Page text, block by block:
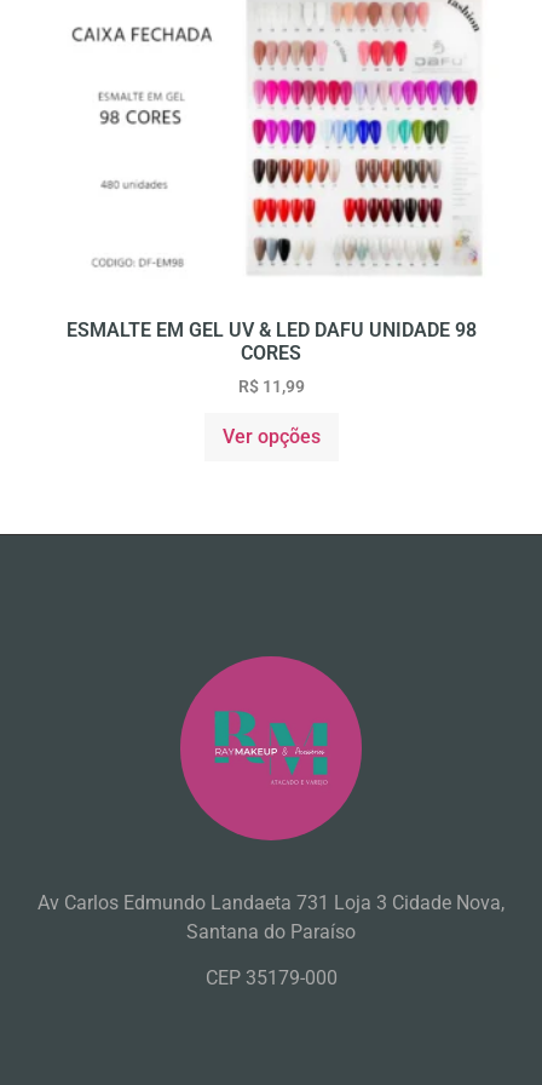
ESMALTE EM GEL UV & LED DAFU UNIDADE 98
CORES
R$11,99
Ver opções
Av Carlos Edmundo Landaeta 731 Loja 3 Cidade Nova,
Santana do Paraíso
CEP 35179-000